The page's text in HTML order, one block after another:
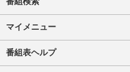
マイメニュー
番組表ヘルプ